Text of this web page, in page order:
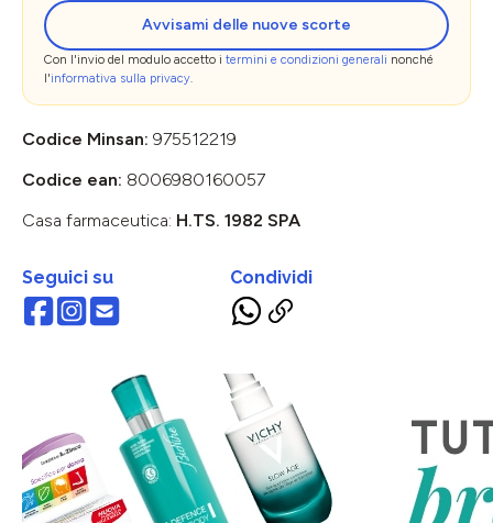
Avvisami delle nuove scorte
Con l'invio del modulo accetto i termini e condizioni generali nonché
l'informativa sulla privacy.
Codice Minsan: 975512219
Codice ean: 8006980160057
Casa farmaceutica: H.TS. 1982 SPA
Seguici su Condividi